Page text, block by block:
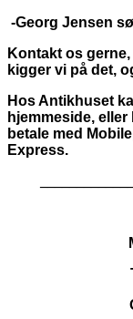
-Georg Jensen
Kontakt os
kigger vi på det,
Hos Antikhuset
hjemmeside,
betale med
Express.